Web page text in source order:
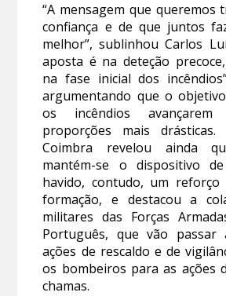
“A mensagem que queremos
confiança e de que juntos
melhor”, sublinhou Carlos
aposta é na deteção
na fase inicial dos
argumentando que o
os incêndios
proporções mais drásticas.
Coimbra revelou ainda
mantém-se o dispositivo
havido, contudo, um reforço
formação, e destacou a
militares das Forças
Português, que vão
ações de rescaldo e de
os bombeiros para as ações
chamas.